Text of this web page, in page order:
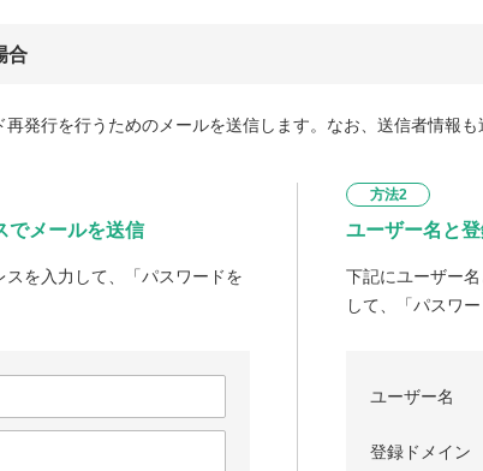
合
発行を行うためのメールを送信します。なお、送信者情報も
でメールを送信
を入力して、「パスワードを
方法2
ユーザー名と
下記にユーザー
して、「パスワ
ユーザー名
登録ドメイン